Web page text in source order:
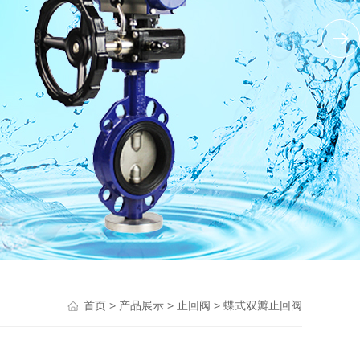
首页 > 产品展示 > 止回阀 > 蝶式双瓣止回阀